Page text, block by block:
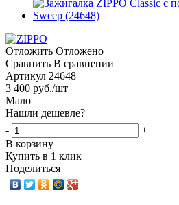
Отложить Отложено
Сравнить В сравнении
Артикул 24648
3 400 руб./шт
Мало
Нашли дешевле?
-
+
В корзину
Купить в 1 клик
Поделиться